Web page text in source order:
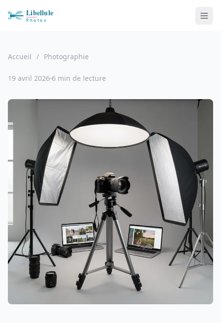
Accueil / Photographie
19 avril 2026 6 min de lecture